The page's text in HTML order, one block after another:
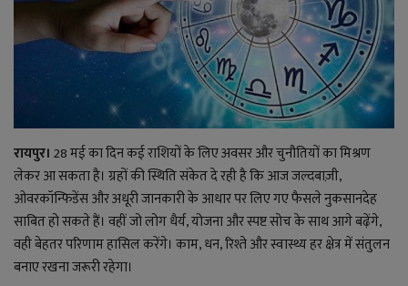
राजनीति
मनोरंजन
ज्ञान विज्ञान
करिअर
वाद विवाद
रायपुर। 28 मई का दिन कई राशियों के लिए अवसर और चुनौतियों का मिश्रण
लेकर आ सकता है। ग्रहों की स्थिति संकेत दे रही है कि आज जल्दबाज़ी,
ओवरकॉन्फिडेंस और अधूरी जानकारी के आधार पर लिए गए फैसले नुकसानदेह
साबित हो सकते हैं। वहीं जो लोग धैर्य, योजना और स्पष्ट सोच के साथ आगे बढ़ेंगे,
वही बेहतर परिणाम हासिल करेंगे। काम, धन, रिश्ते और स्वास्थ्य हर क्षेत्र में संतुलन
बनाए रखना जरूरी रहेगा।